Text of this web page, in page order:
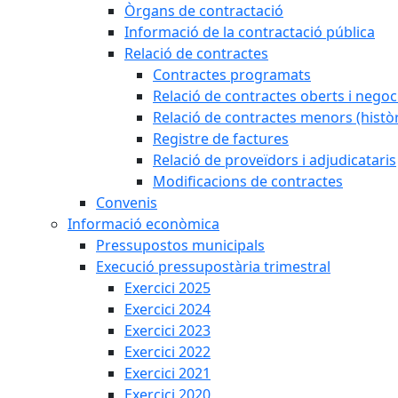
Òrgans de contractació
Informació de la contractació pública
Relació de contractes
Contractes programats
Relació de contractes oberts i
Relació de contractes menors
Registre de factures
Relació de proveïdors i adjudicataris
Modificacions de contractes
Convenis
Informació econòmica
Pressupostos municipals
Execució pressupostària trimestral
Exercici 2025
Exercici 2024
Exercici 2023
Exercici 2022
Exercici 2021